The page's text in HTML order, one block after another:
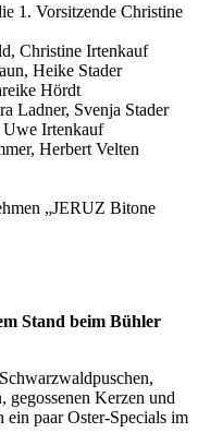
1. Vorsitzende Christine
Christine Irtenkauf
Heike Stader
Hördt
Ladner, Svenja Stader
Uwe Irtenkauf
Herbert Velten
„JERUZ Bitone
Stand beim Bühler
Kerzen und
paar Oster-Specials im